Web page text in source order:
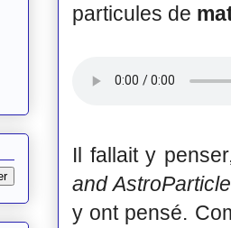
particules de
Il fallait y
and
y ont pensé.